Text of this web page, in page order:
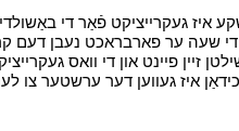
איז געקרייציקט פֿאַר די
שעה ער פארבראכט נעבן דעם
זיין פיינט און די וואס
איז געווען דער ערשטער צו